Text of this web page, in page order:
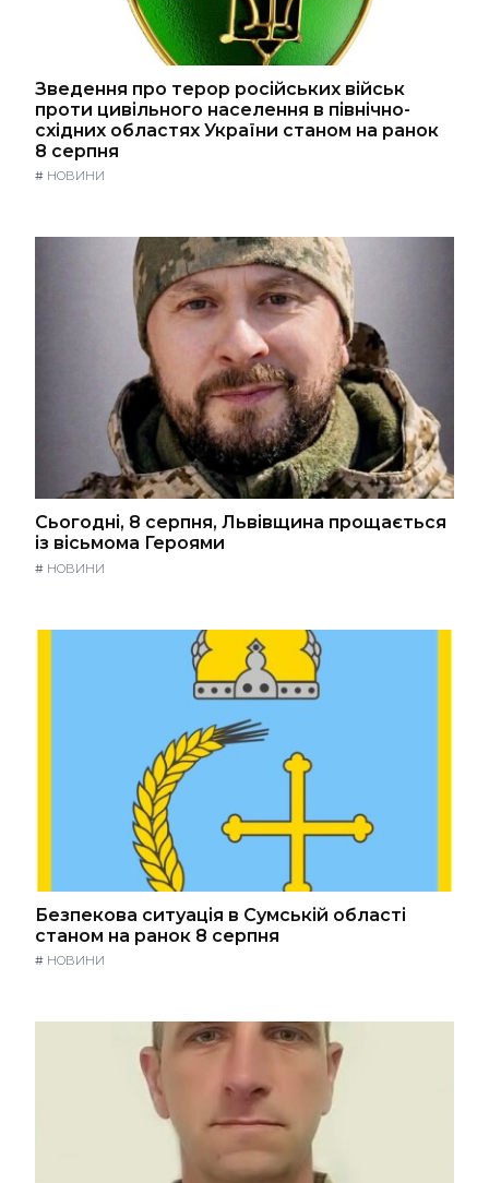
Зведення про терор російських військ
проти цивільного населення в північно-
східних областях України станом на ранок
8 серпня
# НОВИНИ
Сьогодні, 8 серпня, Львівщина прощається
із вісьмома Героями
# НОВИНИ
Безпекова ситуація в Сумській області
станом на ранок 8 серпня
# НОВИНИ